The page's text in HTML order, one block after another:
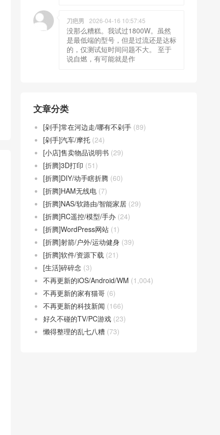
刀疤男 2026-04-16 10:57:45
没那么糟糕。我试过1800W。虽然
是最低端的型号，但是过流还是达标
的，仅测试短时间问题不大。 至于
说自燃，有可能就是作
文章分类
[剁手]常在河边走/哪有不剁手 (89)
[剁手]汽车/摩托 (24)
[小店]售卖物品说明书 (29)
[折腾]3D打印 (51)
[折腾]DIY/动手瞎折腾 (60)
[折腾]HAM无线电 (7)
[折腾]NAS/软路由/智能家居 (29)
[折腾]RC遥控/模型/手办 (24)
[折腾]WordPress网站 (1)
[折腾]射箭/户外/运动健身 (39)
[折腾]软件/资源下载 (21)
[生活]碎碎念 (3)
不再更新的iOS/Android/WM (1,004)
不再更新的家有猫哥 (6)
不再更新的科技新闻 (166)
好久不碰的TV/PC游戏 (23)
懒得整理的乱七八糟 (73)